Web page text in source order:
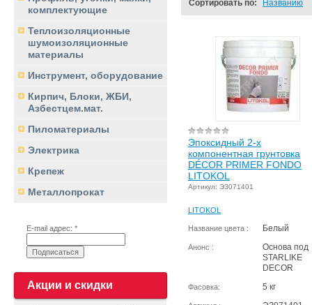
комплектующие
Теплоизоляционные
шумоизоляционные
материалы
Инструмент, оборудование
Кирпич, Блоки, ЖБИ,
Азбестцем.мат.
Пиломатериалы
Электрика
Крепеж
Металлопрокат
E-mail адрес: *
Акции и скидки
Сортировать по: Названию
Эпоксидный 2-х
компонентная грунтовка
DÉCOR PRIMER FONDO
LITOKOL
Артикул: ЭЗ071401
LITOKOL
Название цвета : Белый
Анонс :
Основа под
STARLIKE
DECOR
Фасовка: 5 кг